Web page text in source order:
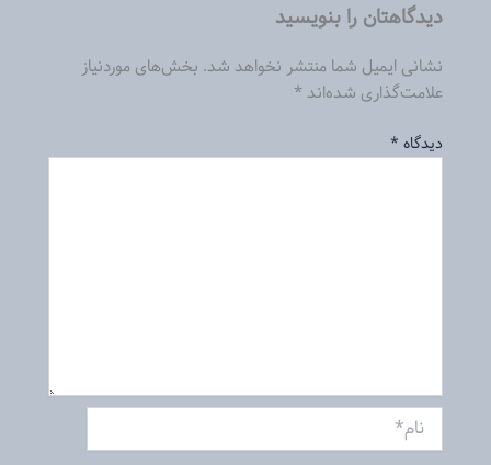
دیدگاهتان را بنویسید
نشانی ایمیل شما منتشر نخواهد شد. بخش‌های موردنیاز
علامت‌گذاری شده‌اند*
دیدگاه *
نام*